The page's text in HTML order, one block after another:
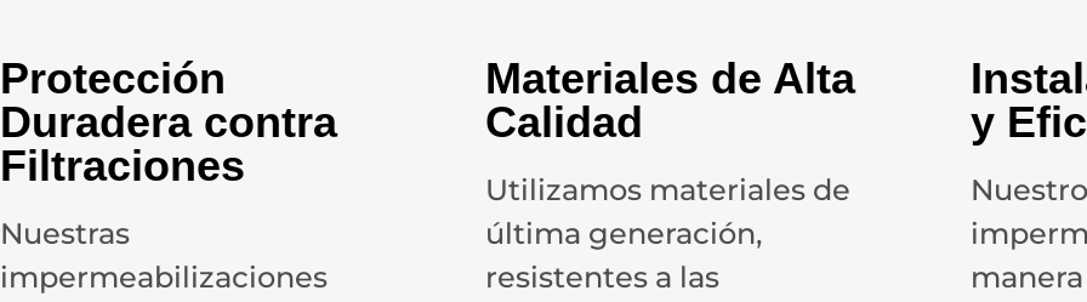
Protección
Duradera contra
Filtraciones
Nuestras
impermeabilizaciones
Materiales de Alta
Calidad
Utilizamos materiales de
última generación,
resistentes a las
y